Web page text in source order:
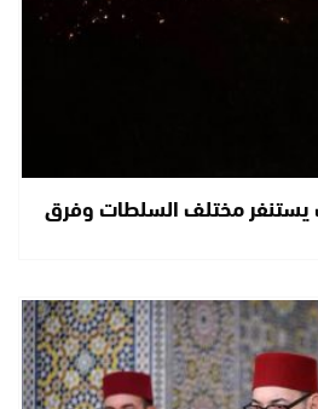
يستنفر مختلف السلطات وفرق